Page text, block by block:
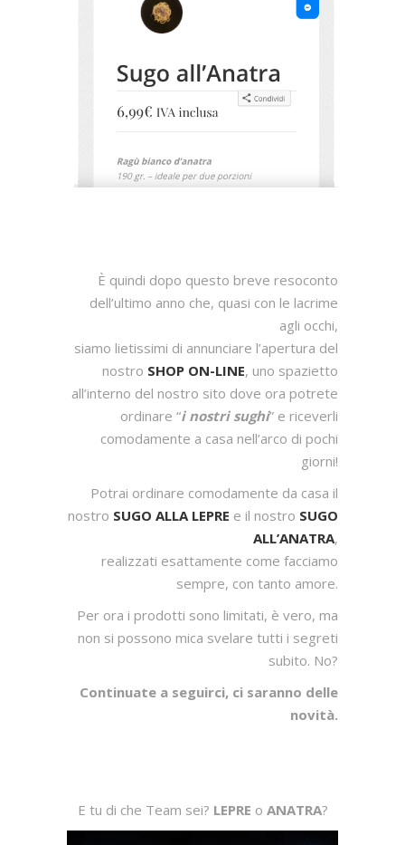
È quindi dopo questo breve resoconto
dell’ultimo anno che, quasi con le lacrime
agli occhi,
siamo lietissimi di annunciare l’apertura del
nostro SHOP ON-LINE, uno spazietto
all’interno del nostro sito dove ora potrete
ordinare “i nostri sughi” e riceverli
comodamente a casa nell’arco di pochi
giorni!
Potrai ordinare comodamente da casa il
nostro SUGO ALLA LEPRE e il nostro SUGO
ALL’ANATRA,
realizzati esattamente come facciamo
sempre, con tanto amore.
Per ora i prodotti sono limitati, è vero, ma
non si possono mica svelare tutti i segreti
subito. No?
Continuate a seguirci, ci saranno delle
novità.
E tu di che Team sei? LEPRE o ANATRA?